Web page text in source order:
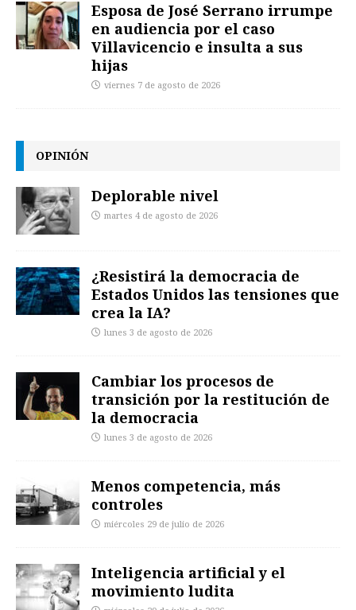
Esposa de José Serrano irrumpe
en audiencia por el caso
Villavicencio e insulta a sus
hijas
viernes 7 de agosto de 2026
OPINIÓN
Deplorable nivel
martes 4 de agosto de 2026
¿Resistirá la democracia de
Estados Unidos las tensiones que
crea la IA?
lunes 3 de agosto de 2026
Cambiar los procesos de
transición por la restitución de
la democracia
lunes 3 de agosto de 2026
Menos competencia, más
controles
miércoles 29 de julio de 2026
Inteligencia artificial y el
movimiento ludita